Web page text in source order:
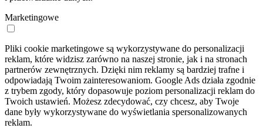
Marketingowe
Pliki cookie marketingowe są wykorzystywane do personalizacji
reklam, które widzisz zarówno na naszej stronie, jak i na stronach
partnerów zewnętrznych. Dzięki nim reklamy są bardziej trafne i
odpowiadają Twoim zainteresowaniom. Google Ads działa zgodnie
z trybem zgody, który dopasowuje poziom personalizacji reklam do
Twoich ustawień. Możesz zdecydować, czy chcesz, aby Twoje
dane były wykorzystywane do wyświetlania spersonalizowanych
reklam.